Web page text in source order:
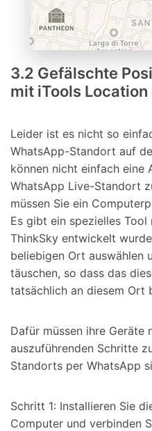
3.2 Gefälschte
mit iTools
Leider ist es nicht so
WhatsApp-Standort auf
können nicht einfach eine
WhatsApp Live-Standort
müssen Sie ein
Es gibt ein spezielles Tool
ThinkSky entwickelt
beliebigen Ort auswählen
täuschen, so dass das
tatsächlich an diesem Ort
Dafür müssen ihre Geräte
auszuführenden Schritte
Standorts per WhatsApp
Schritt 1: Installieren Sie
Computer und verbinden